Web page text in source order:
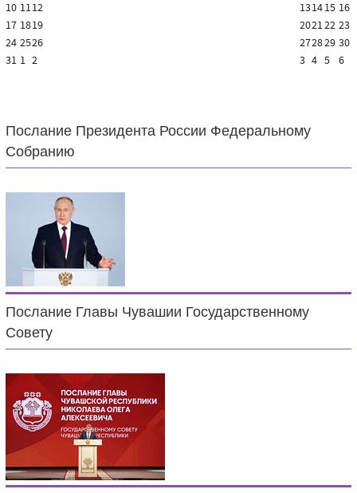
10 1112 131415 16
17 1819 202122 23
24 2526 272829 30
31 1 2 3 4 5 6
Послание Президента России Федеральному
Собранию
Послание Главы Чувашии Государственному
Совету